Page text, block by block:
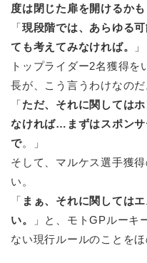
度は閉じた扉を開けるか
「現段階では、あらゆる
ても考えてみなければ。
」
トップライダー2名獲得
長が、こう言うわけなのだ
「ただ、それに関しては
なければ…まずはスポン
で。」
そして、マルケス選手獲
い。
「 まぁ、それに関しては
い。
」と、モトGPルーキ
ない現行ルールのことをほ